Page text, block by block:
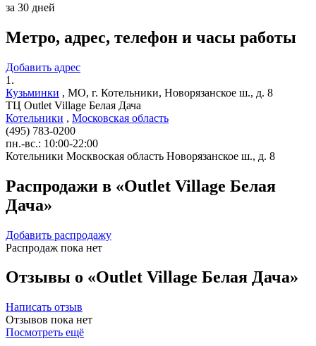
за 30 дней
Метро, адрес, телефон и часы работы
Добавить адрес
1.
Кузьминки , МО, г. Котельники, Новорязанское ш., д. 8
ТЦ Outlet Village Белая Дача
Котельники , Московская область
(495) 783-0200
пн.-вс.: 10:00-22:00
Котельники Москвоская область Новорязанское ш., д. 8
Распродажи в «Outlet Village Белая
Дача»
Добавить распродажу
Распродаж пока нет
Отзывы о «Outlet Village Белая Дача»
Написать отзыв
Отзывов пока нет
Посмотреть ещё